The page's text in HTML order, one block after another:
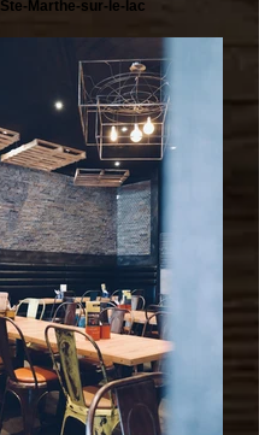
Ste-Marthe-sur-le-lac